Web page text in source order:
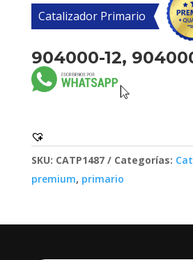
Catalizador Primario
904000-12,
SKU: CATP1487 Categorías:
premium, primario